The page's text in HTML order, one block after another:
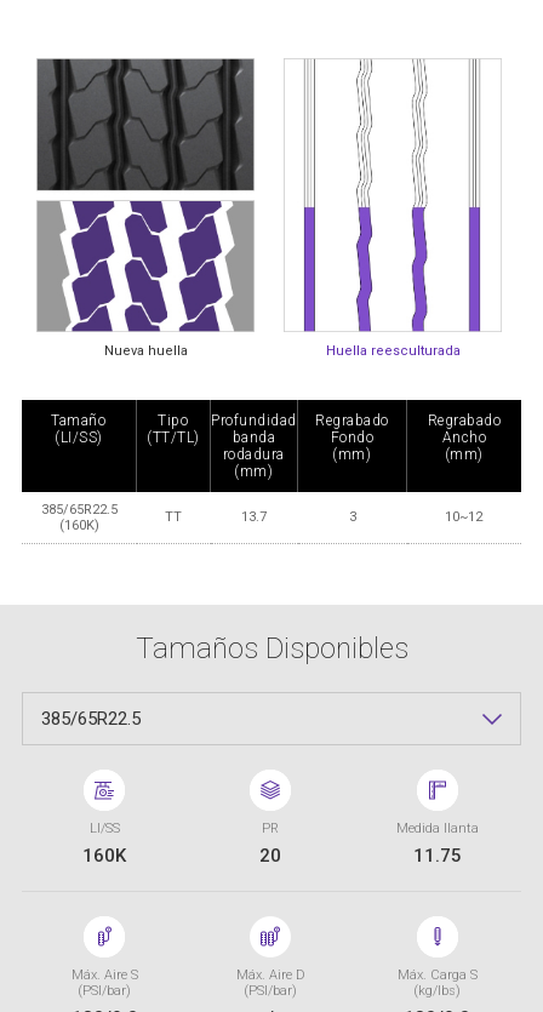
Nueva huella Huella reesculturada
Tamaño
(LI/SS)
Tipo
(TT/TL)
Profundidad
banda
rodadura
(mm)
Regrabado
Fondo
(mm)
Regrabado
Ancho
(mm)
385/65R22.5
(160K)
TT 13.7 3 10~12
Tamaños Disponibles
385/65R22.5
LI/SS
160K
PR
20
Medida llanta
11.75
Máx. Aire S
(PSI/bar)
Máx. Aire D
(PSI/bar)
Máx. Carga S
(kg/lbs)